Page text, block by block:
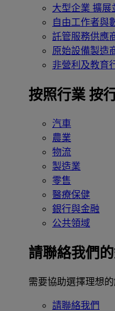
大型企業 擴展
自由工作者與
託管服務供應
原始設備製造
非營利及教育
按照行業 按
汽車
農業
物流
製造業
零售
醫療保健
銀行與金融
公共領域
請聯絡我們
需要協助選擇理想
請聯絡我們